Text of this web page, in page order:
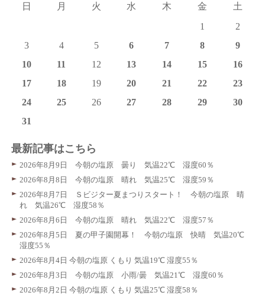
日
月 火 水 木 金
土
1
2
3
4 5 6 7 8
9
10
11 12 13 14 15
16
17
18 19 20 21 22
23
24
25 26 27 28 29
30
31
最新記事はこちら
2026年8月9日 今朝の塩原 曇り 気温22℃ 湿度60％
2026年8月8日 今朝の塩原 晴れ 気温25℃ 湿度59％
2026年8月7日 Ｓビジター夏まつりスタート！ 今朝の塩原 晴
れ 気温26℃ 湿度58％
2026年8月6日 今朝の塩原 晴れ 気温22℃ 湿度57％
2026年8月5日 夏の甲子園開幕！ 今朝の塩原 快晴 気温20℃
湿度55％
2026年8月4日 今朝の塩原 くもり 気温19℃ 湿度55％
2026年8月3日 今朝の塩原 小雨/曇 気温21℃ 湿度60％
2026年8月2日 今朝の塩原 くもり 気温25℃ 湿度58％